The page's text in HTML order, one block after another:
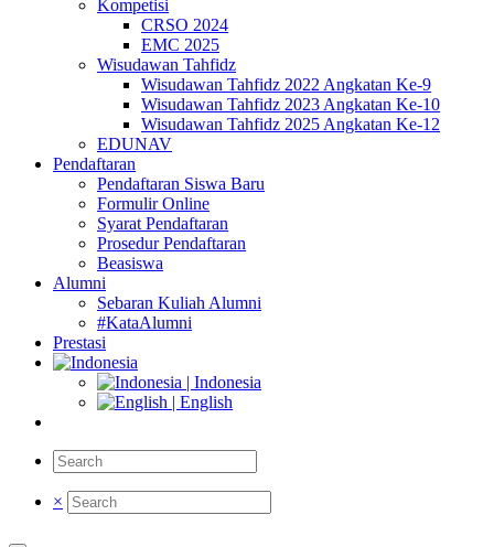
Kompetisi
CRSO 2024
EMC 2025
Wisudawan Tahfidz
Wisudawan Tahfidz 2022 Angkatan Ke-9
Wisudawan Tahfidz 2023 Angkatan Ke-10
Wisudawan Tahfidz 2025 Angkatan Ke-12
EDUNAV
Pendaftaran
Pendaftaran Siswa Baru
Formulir Online
Syarat Pendaftaran
Prosedur Pendaftaran
Beasiswa
Alumni
Sebaran Kuliah Alumni
#KataAlumni
Prestasi
| Indonesia
| English
×